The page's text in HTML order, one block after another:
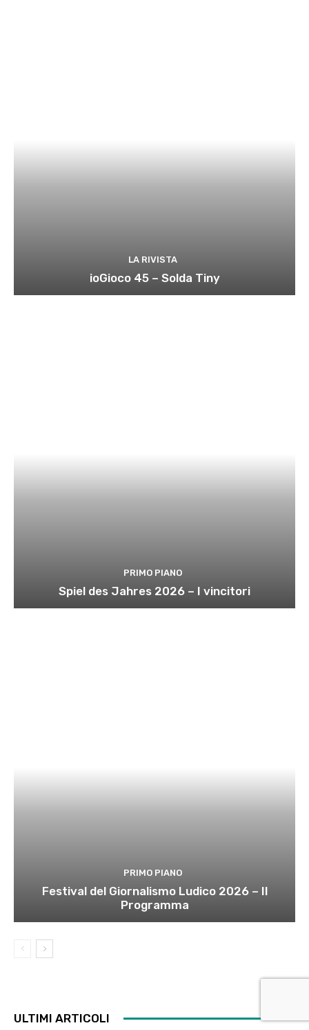
LA RIVISTA
ioGioco 45 – Solda Tiny
PRIMO PIANO
Spiel des Jahres 2026 – I vincitori
PRIMO PIANO
Festival del Giornalismo Ludico 2026 – Il
Programma
ULTIMI ARTICOLI